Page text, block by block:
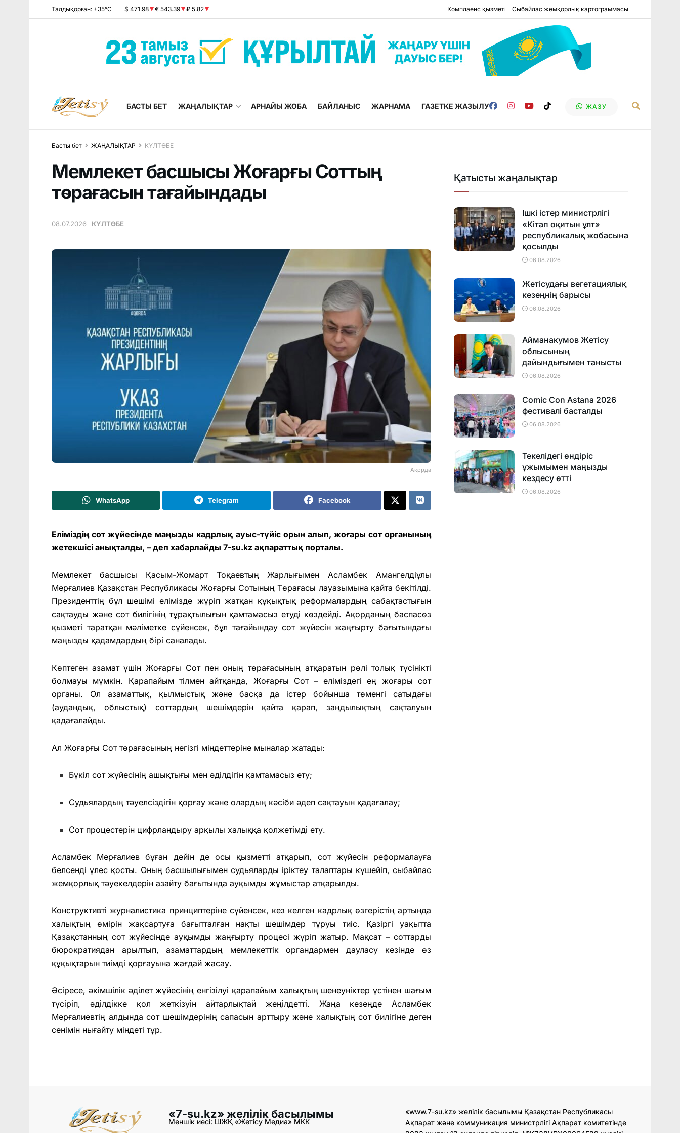
Талдықорған: +35°C $ 471.98 € 543.39 ₽ 5.82 Комплаенс қызметі Сыбайлас жемқорлық картограммасы
БАСТЫ БЕТ ЖАҢАЛЫҚТАР АРНАЙЫ ЖОБА БАЙЛАНЫС ЖАРНАМА ГАЗЕТКЕ ЖАЗЫЛУ ЖАЗУ
Басты бет ЖАҢАЛЫҚТАР КҮЛТӨБЕ
Мемлекет басшысы Жоғарғы Соттың
төрағасын тағайындады
08.07.2026 КҮЛТӨБЕ
Ақорда
WhatsApp Telegram Facebook
Еліміздің сот жүйесінде маңызды кадрлық ауыс-түйіс орын алып, жоғары сот органының
жетекшісі анықталды, – деп хабарлайды 7-su.kz ақпараттық порталы.
Мемлекет басшысы Қасым-Жомарт Тоқаевтың Жарлығымен Асламбек Амангелдіұлы
Мерғалиев Қазақстан Республикасы Жоғарғы Сотының Төрағасы лауазымына қайта бекітілді.
Президенттің бұл шешімі елімізде жүріп жатқан құқықтық реформалардың сабақтастығын
сақтауды және сот билігінің тұрақтылығын қамтамасыз етуді көздейді. Ақорданың баспасөз
қызметі таратқан мәліметке сүйенсек, бұл тағайындау сот жүйесін жаңғырту бағытындағы
маңызды қадамдардың бірі саналады.
Көптеген азамат үшін Жоғарғы Сот пен оның төрағасының атқаратын рөлі толық түсінікті
болмауы мүмкін. Қарапайым тілмен айтқанда, Жоғарғы Сот – еліміздегі ең жоғары сот
органы. Ол азаматтық, қылмыстық және басқа да істер бойынша төменгі сатыдағы
(аудандық, облыстық) соттардың шешімдерін қайта қарап, заңдылықтың сақталуын
қадағалайды.
Ал Жоғарғы Сот төрағасының негізгі міндеттеріне мыналар жатады:
Бүкіл сот жүйесінің ашықтығы мен әділдігін қамтамасыз ету;
Судьялардың тәуелсіздігін қорғау және олардың кәсіби әдеп сақтауын қадағалау;
Сот процестерін цифрландыру арқылы халыққа қолжетімді ету.
Асламбек Мерғалиев бұған дейін де осы қызметті атқарып, сот жүйесін реформалауға
белсенді үлес қосты. Оның басшылығымен судьяларды іріктеу талаптары күшейіп, сыбайлас
жемқорлық тәуекелдерін азайту бағытында ауқымды жұмыстар атқарылды.
Конструктивті журналистика принциптеріне сүйенсек, кез келген кадрлық өзгерістің артында
халықтың өмірін жақсартуға бағытталған нақты шешімдер тұруы тиіс. Қазіргі уақытта
Қазақстанның сот жүйесінде ауқымды жаңғырту процесі жүріп жатыр. Мақсат – соттарды
бюрократиядан арылтып, азаматтардың мемлекеттік органдармен дауласу кезінде өз
құқықтарын тиімді қорғауына жағдай жасау.
Әсіресе, әкімшілік әділет жүйесінің енгізілуі қарапайым халықтың шенеуніктер үстінен шағым
түсіріп, әділдікке қол жеткізуін айтарлықтай жеңілдетті. Жаңа кезеңде Асламбек
Мерғалиевтің алдында сот шешімдерінің сапасын арттыру және халықтың сот билігіне деген
сенімін нығайту міндеті тұр.
Қатысты жаңалықтар
Ішкі істер министрлігі
«Кітап оқитын ұлт»
республикалық жобасына
қосылды
06.08.2026
Жетісудағы вегетациялық
кезеңнің барысы
06.08.2026
Айманакумов Жетісу
облысының
дайындығымен танысты
06.08.2026
Comic Con Astana 2026
фестивалi басталды
06.08.2026
Текелідегі өндіріс
ұжымымен маңызды
кездесу өтті
06.08.2026
«7-su.kz» желілік басылымы
Меншік иесі: ШЖҚ «Жетісу Медиа» МКК
«www.7-su.kz» желілік басылымы Қазақстан Республикасы
Ақпарат және коммуникация министрлігі Ақпарат комитетінде